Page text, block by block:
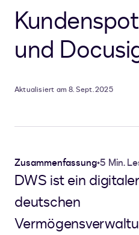
und
Aktualisiert am 8. Sept. 2025
Zusammenfassung•5 Min.
DWS ist ein
deutschen